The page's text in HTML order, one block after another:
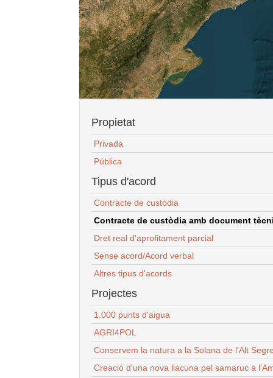
Propietat
Privada
Pública
Tipus d'acord
Contracte de custòdia
Contracte de custòdia amb document
Dret real d'aprofitament parcial
Sense acord/Acord verbal
Altres tipus d'acords
Projectes
1.000 punts d'aigua
AGRI4POL
Conservem la natura a la Solana de l'Alt
Creació d'una nova llacuna pel samaruc a